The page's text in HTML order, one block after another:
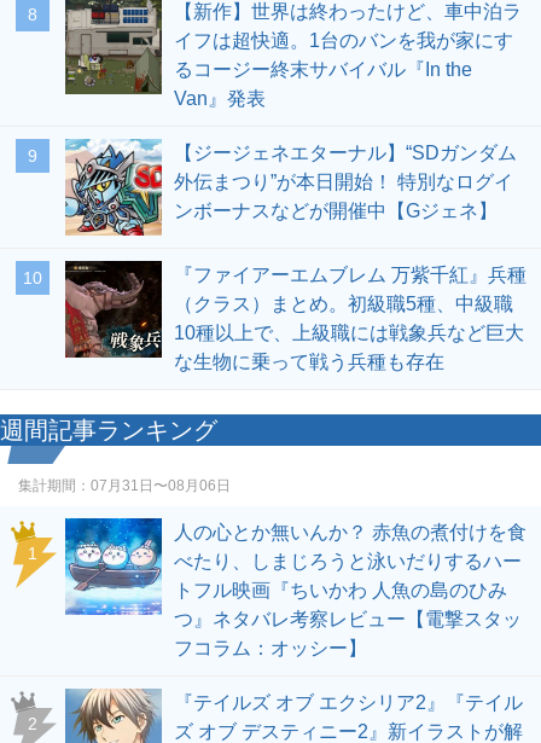
8
【新作】世界は終わったけど、車中泊ラ
イフは超快適。1台のバンを我が家にす
るコージー終末サバイバル『In the
Van』発表
9
【ジージェネエターナル】“SDガンダム
外伝まつり”が本日開始！ 特別なログイ
ンボーナスなどが開催中【Gジェネ】
10
『ファイアーエムブレム 万紫千紅』兵種
（クラス）まとめ。初級職5種、中級職
10種以上で、上級職には戦象兵など巨大
な生物に乗って戦う兵種も存在
週間記事ランキング
集計期間： 07月31日〜08月06日
1
人の心とか無いんか？ 赤魚の煮付けを食
べたり、しまじろうと泳いだりするハー
トフル映画『ちいかわ 人魚の島のひみ
つ』ネタバレ考察レビュー【電撃スタッ
フコラム：オッシー】
2
『テイルズ オブ エクシリア2』『テイル
ズ オブ デスティニー2』新イラストが解